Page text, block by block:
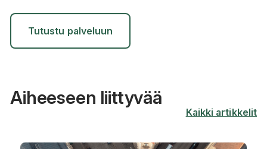
Tutustu palveluun
Aiheeseen liittyvää
Kaikki artikkelit